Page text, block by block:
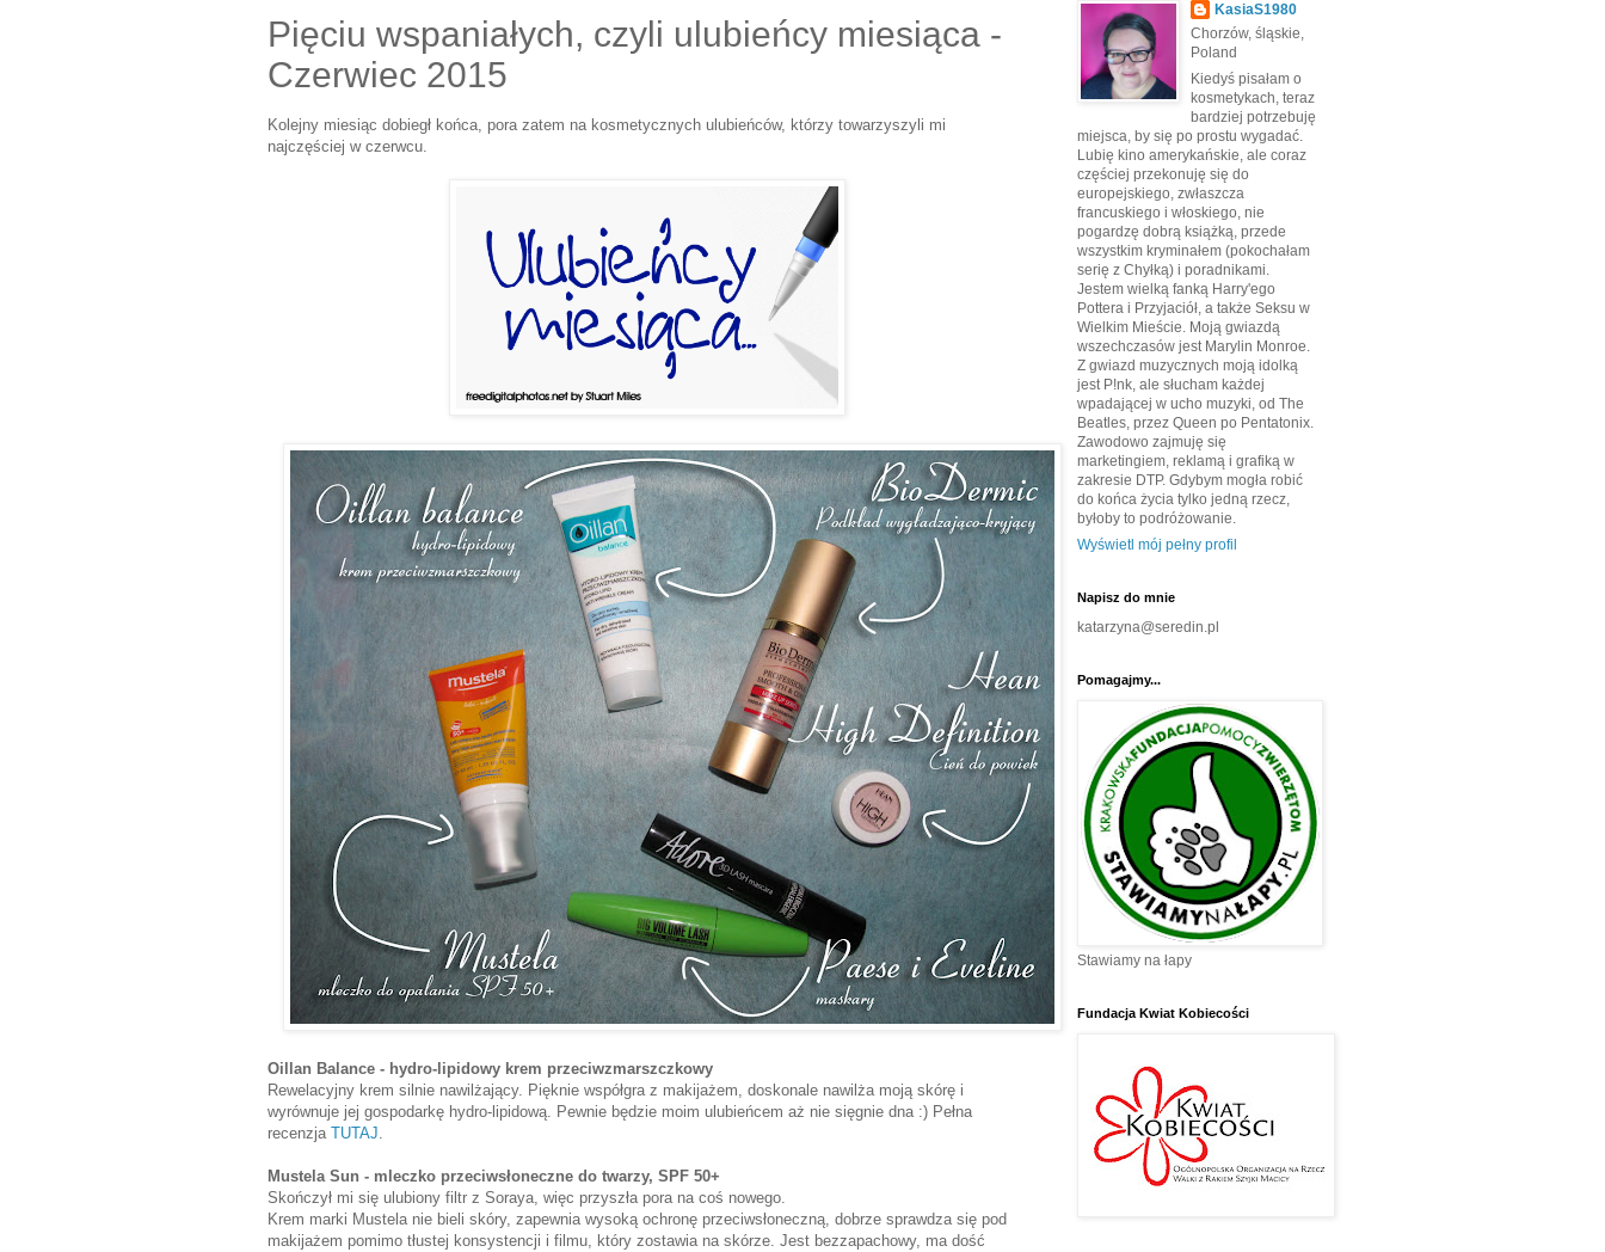
Pięciu wspaniałych, czyli ulubieńcy miesiąca -
Czerwiec 2015
Kolejny miesiąc dobiegł końca, pora zatem na kosmetycznych ulubieńców, którzy towarzyszyli mi
najczęściej w czerwcu.
Oillan Balance - hydro-lipidowy krem przeciwzmarszczkowy
Rewelacyjny krem silnie nawilżający. Pięknie współgra z makijażem, doskonale nawilża moją skórę i
wyrównuje jej gospodarkę hydro-lipidową. Pewnie będzie moim ulubieńcem aż nie sięgnie dna :) Pełna
recenzja TUTAJ.
Mustela Sun - mleczko przeciwsłoneczne do twarzy, SPF 50+
Skończył mi się ulubiony filtr z Soraya, więc przyszła pora na coś nowego.
Krem marki Mustela nie bieli skóry, zapewnia wysoką ochronę przeciwsłoneczną, dobrze sprawdza się pod
makijażem pomimo tłustej konsystencji i filmu, który zostawia na skórze. Jest bezzapachowy, ma dość
KasiaS1980
Chorzów, śląskie,
Poland
Kiedyś pisałam o
kosmetykach, teraz
bardziej potrzebuję
miejsca, by się po prostu wygadać.
Lubię kino amerykańskie, ale coraz
częściej przekonuję się do
europejskiego, zwłaszcza
francuskiego i włoskiego, nie
pogardzę dobrą książką, przede
wszystkim kryminałem (pokochałam
serię z Chyłką) i poradnikami.
Jestem wielką fanką Harry'ego
Pottera i Przyjaciół, a także Seksu w
Wielkim Mieście. Moją gwiazdą
wszechczasów jest Marylin Monroe.
Z gwiazd muzycznych moją idolką
jest P!nk, ale słucham każdej
wpadającej w ucho muzyki, od The
Beatles, przez Queen po Pentatonix.
Zawodowo zajmuję się
marketingiem, reklamą i grafiką w
zakresie DTP. Gdybym mogła robić
do końca życia tylko jedną rzecz,
byłoby to podróżowanie.
Wyświetl mój pełny profil
Napisz do mnie
katarzyna@seredin.pl
Pomagajmy...
Stawiamy na łapy
Fundacja Kwiat Kobiecości